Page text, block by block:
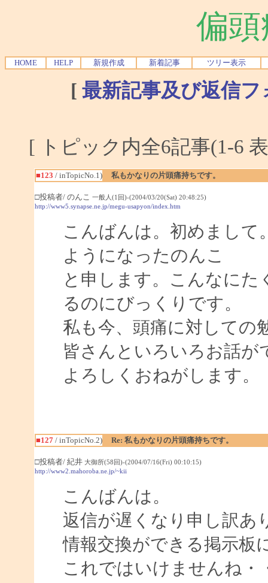
偏
HOME HELP 新規作成 新着記事 ツリー表示
[ 最新記事及び返信
[ トピック内全6記事(1-6
■123 / inTopicNo.1) 私もかなりの片頭痛持ちです。
□投稿者/ のんこ 一般人(1回)-(2004/03/20(Sat) 20:48:25)
http://www5.synapse.ne.jp/megu-usapyon/index.htm
こんばんは。初めまして
ようになったのんこ
と申します。こんなに
るのにびっくりです。
私も今、頭痛に対しての
皆さんといろいろお話
よろしくおねがします。
■127/ inTopicNo.2) Re: 私もかなりの片頭痛持ちです。
□投稿者/ 紀井 大御所(58回)-(2004/07/16(Fri) 00:10:15)
http://www2.mahoroba.ne.jp/~kii
こんばんは。
返信が遅くなり申し訳
情報交換ができる掲示板
これではいけませんね・